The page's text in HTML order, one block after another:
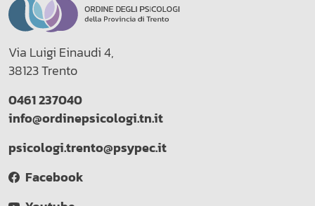
Via Luigi Einaudi 4,
38123 Trento
0461 237040
info@ordinepsicologi.tn.it
psicologi.trento@psypec.it
Facebook